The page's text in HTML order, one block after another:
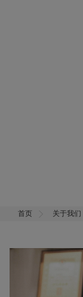
首页 关于我们